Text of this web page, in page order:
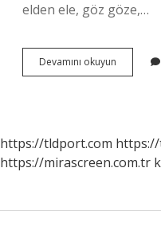
elden ele, göz göze,…
Devamını okuyun
Bebeği
https://tldport.com
https://mirascreen.com.tr